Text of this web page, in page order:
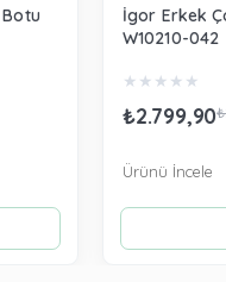
İgor Erkek
W10210-042
★ ★ ★ ★ ★
₺2.799,90
Ürünü İncele